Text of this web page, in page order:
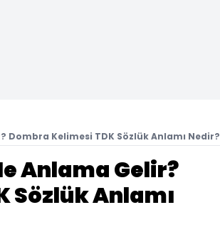
Dombra Kelimesi TDK Sözlük Anlamı Nedir?
Anlama Gelir?
Sözlük Anlamı